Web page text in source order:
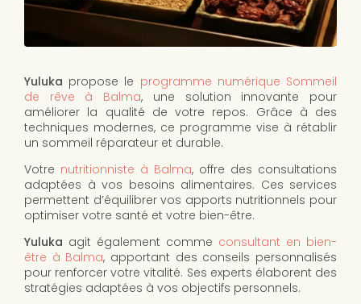
Yuluka propose le programme numérique Sommeil
de rêve à Balma, une solution innovante pour
améliorer la qualité de votre repos. Grâce à des
techniques modernes, ce programme vise à rétablir
un sommeil réparateur et durable.
Votre nutritionniste à Balma, offre des consultations
adaptées à vos besoins alimentaires. Ces services
permettent d’équilibrer vos apports nutritionnels pour
optimiser votre santé et votre bien-être.
Yuluka agit également comme consultant en bien-
être à Balma, apportant des conseils personnalisés
pour renforcer votre vitalité. Ses experts élaborent des
stratégies adaptées à vos objectifs personnels.